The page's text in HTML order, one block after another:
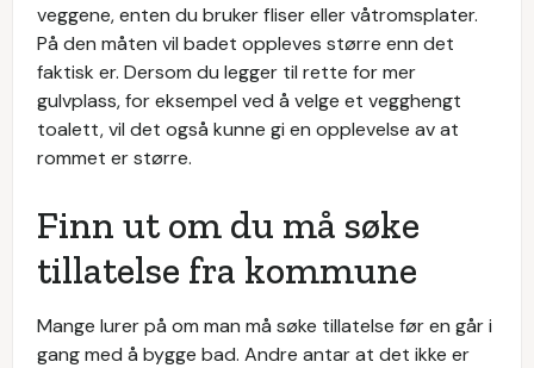
veggene, enten du bruker fliser eller våtromsplater.
På den måten vil badet oppleves større enn det
faktisk er. Dersom du legger til rette for mer
gulvplass, for eksempel ved å velge et vegghengt
toalett, vil det også kunne gi en opplevelse av at
rommet er større.
Finn ut om du må søke
tillatelse fra kommune
Mange lurer på om man må søke tillatelse før en går i
gang med å bygge bad. Andre antar at det ikke er